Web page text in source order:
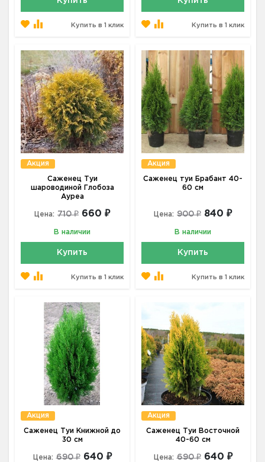
Купить в 1 клик Купить в 1 клик
Акция
Саженец Туи
шароводиной Глобоза
Ауреа
Цена: 710 ₽ 660 ₽
В наличии
Купить
Купить в 1 клик
Акция
Саженец туи Брабант 40-
60 см
Цена: 900 ₽ 840 ₽
В наличии
Купить
Купить в 1 клик
Акция
Саженец Туи Книжной до
30 см
Цена: 690 ₽ 640 ₽
Акция
Саженец Туи Восточной
40-60 см
Цена: 690 ₽ 640 ₽